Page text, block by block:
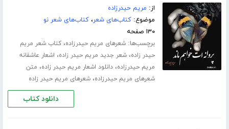
از: مریم حیدرزاده
موضوع:کتاب‌های شعر،کتاب‌های شعر نو
۱۳۰ صفحه
برچسب‌ها:شعرهای مریم حیدرزاده،کتاب شعر مریم
حیدر زاده،شعر جدید مریم حیدر زاده، اشعار عاشقانه
مریم حیدرزاده،دانلود اشعار مریم حیدر زاده، متن
شعرهای مریم حیدرزاده،شعرهای مریم حیدر زاده
دانلود کتاب